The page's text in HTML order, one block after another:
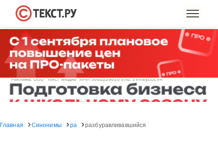
Главная Синонимы ра разбуравливавшийся